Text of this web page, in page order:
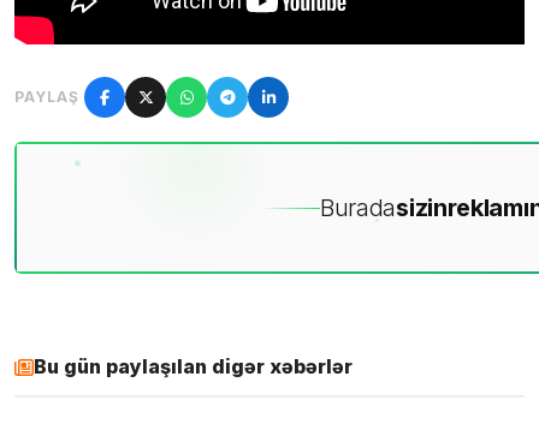
PAYLAŞ
Buradasizin
Bu gün paylaşılan digər xəbərlər